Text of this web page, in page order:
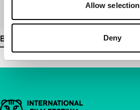
Allow selection
Deny
Bekijk meer details
Belangrijke links